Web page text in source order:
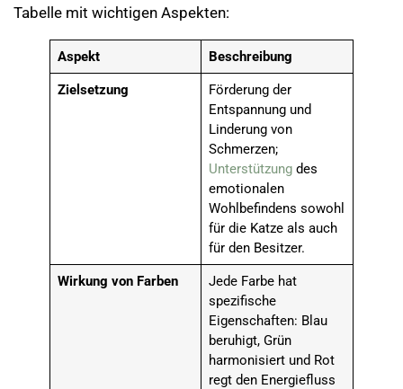
Tabelle mit wichtigen Aspekten:
Aspekt Beschreibung
Zielsetzung
Förderung der
Entspannung und
Linderung von
Schmerzen;
Unterstützungdes
emotionalen
Wohlbefindens sowohl
für die Katze als auch
für den Besitzer.
Wirkung von Farben
Jede Farbe hat
spezifische
Eigenschaften: Blau
beruhigt, Grün
harmonisiert und Rot
regt den Energiefluss